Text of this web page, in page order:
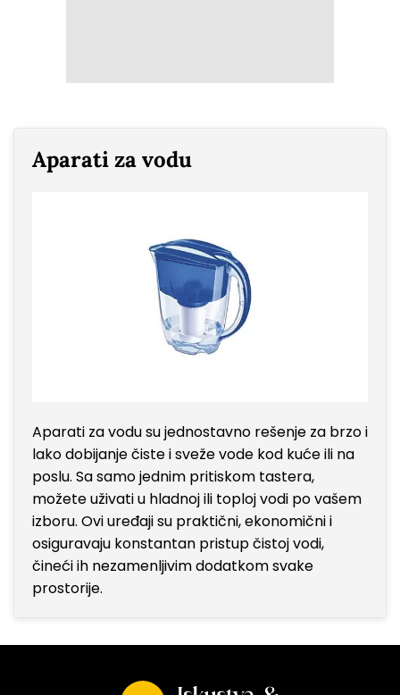
Aparati za vodu
Aparati za vodu su jednostavno rešenje za brzo i
lako dobijanje čiste i sveže vode kod kuće ili na
poslu. Sa samo jednim pritiskom tastera,
možete uživati u hladnoj ili toploj vodi po vašem
izboru. Ovi uređaji su praktični, ekonomični i
osiguravaju konstantan pristup čistoj vodi,
čineći ih nezamenljivim dodatkom svake
prostorije.